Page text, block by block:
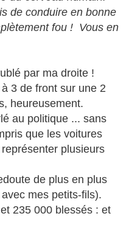
de conduire en bonne
fou ! Vous en
par ma droite !
3 de front sur une 2
heureusement.
au politique ... sans
que les voitures
plusieurs
de plus en plus
mes petits-fils).
235 000 blessés : et